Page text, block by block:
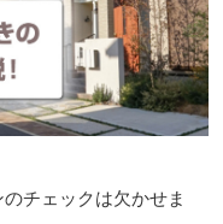
チェックは欠かせま